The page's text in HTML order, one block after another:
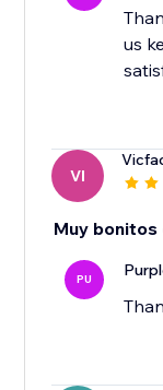
us
VI
Muy
PU